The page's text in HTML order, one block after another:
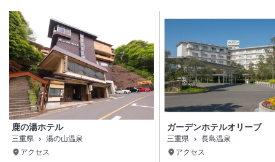
鹿の湯ホテル
三重県
湯の山温泉
アクセス
ガーデンホテルオリーブ
三重県
長島温泉
アクセス